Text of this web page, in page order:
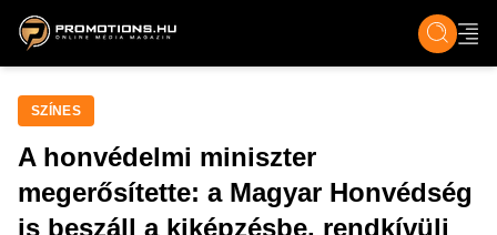
ZENE, FILM & KULT ÉLET TECH &
SZÍNES
A honvédelmi miniszter
megerősítette: a Magyar Honvédség
is beszáll a kiképzésbe, rendkívüli